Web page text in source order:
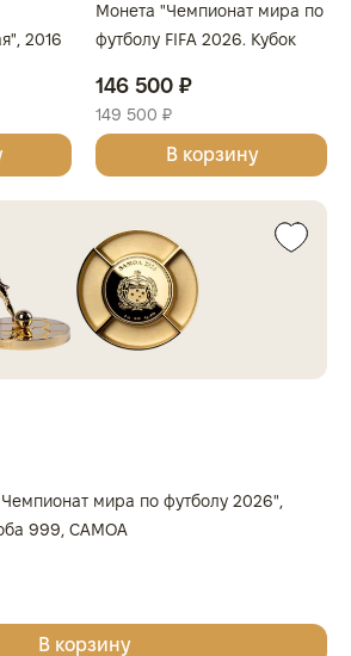
2016
Монета "Чемпионат мира по
футболу FIFA 2026. Кубок
999, САМОА
146 500 ₽
149 500 ₽
В корзину
мира по футболу 2026",
999, САМОА
В корзину